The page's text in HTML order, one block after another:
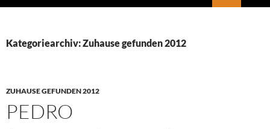
Kategoriearchiv: Zuhause gefunden 2012
ZUHAUSE GEFUNDEN 2012
PEDRO